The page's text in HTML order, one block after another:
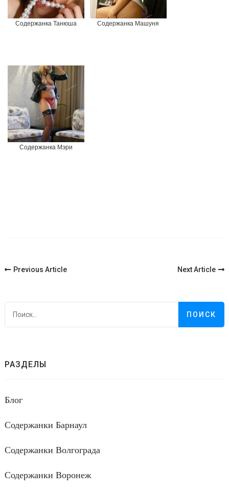
Содержанка Танюша Содержанка Машуня
Содержанка Мэри
Post
Previous Article Next Article
РАЗДЕЛЫ
Блог
Содержанки Барнаул
Содержанки Волгограда
Содержанки Воронеж